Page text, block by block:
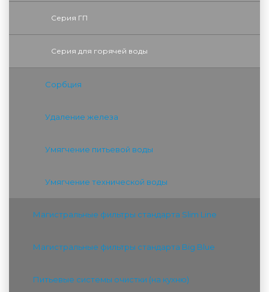
Серия ГП
Серия для горячей воды
Сорбция
Удаление железа
Умягчение питьевой воды
Умягчение технической воды
Магистральные фильтры стандарта Slim Line
Магистральные фильтры стандарта Big Blue
Питьевые системы очистки (на кухню)